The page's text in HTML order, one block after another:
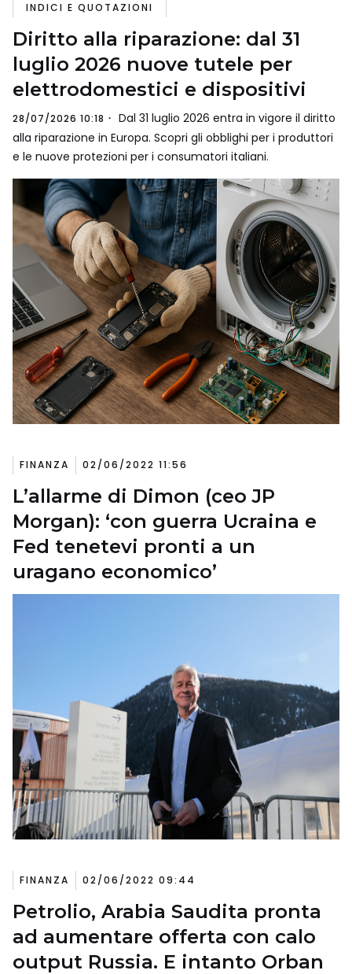
INDICI E QUOTAZIONI
Diritto alla riparazione: dal 31
luglio 2026 nuove tutele per
elettrodomestici e dispositivi
28/07/2026 10:18
Dal 31 luglio 2026 entra in vigore il diritto
alla riparazione in Europa. Scopri gli obblighi per i produttori
e le nuove protezioni per i consumatori italiani.
FINANZA 02/06/2022 11:56
L’allarme di Dimon (ceo JP
Morgan): ‘con guerra Ucraina e
Fed tenetevi pronti a un
uragano economico’
FINANZA 02/06/2022 09:44
Petrolio, Arabia Saudita pronta
ad aumentare offerta con calo
output Russia. E intanto Orban